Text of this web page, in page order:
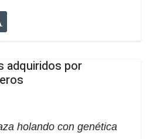
adquiridos por
holando con genética